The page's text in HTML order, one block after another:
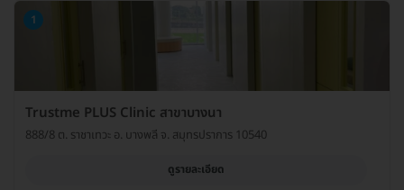
1
Trustme PLUS Clinic สาขาบางนา
888/8 ต. ราชาเทวะ อ. บางพลี จ. สมุทรปราการ 10540
ดูรายละเอียด